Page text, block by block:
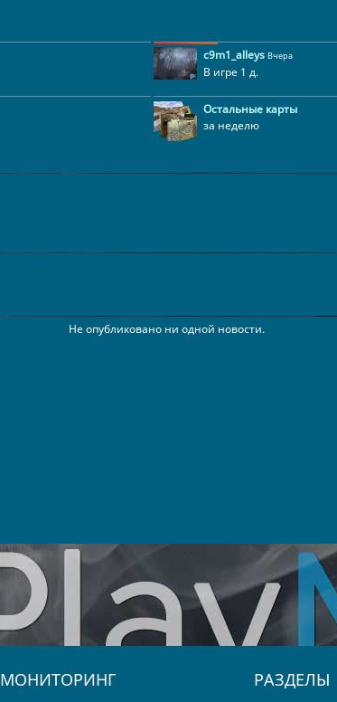
c9m1_alleys Вчера
В игре 1 д.
Остальные карты
за неделю
Не опубликовано ни одной новости.
МОНИТОРИНГ РАЗДЕЛЫ